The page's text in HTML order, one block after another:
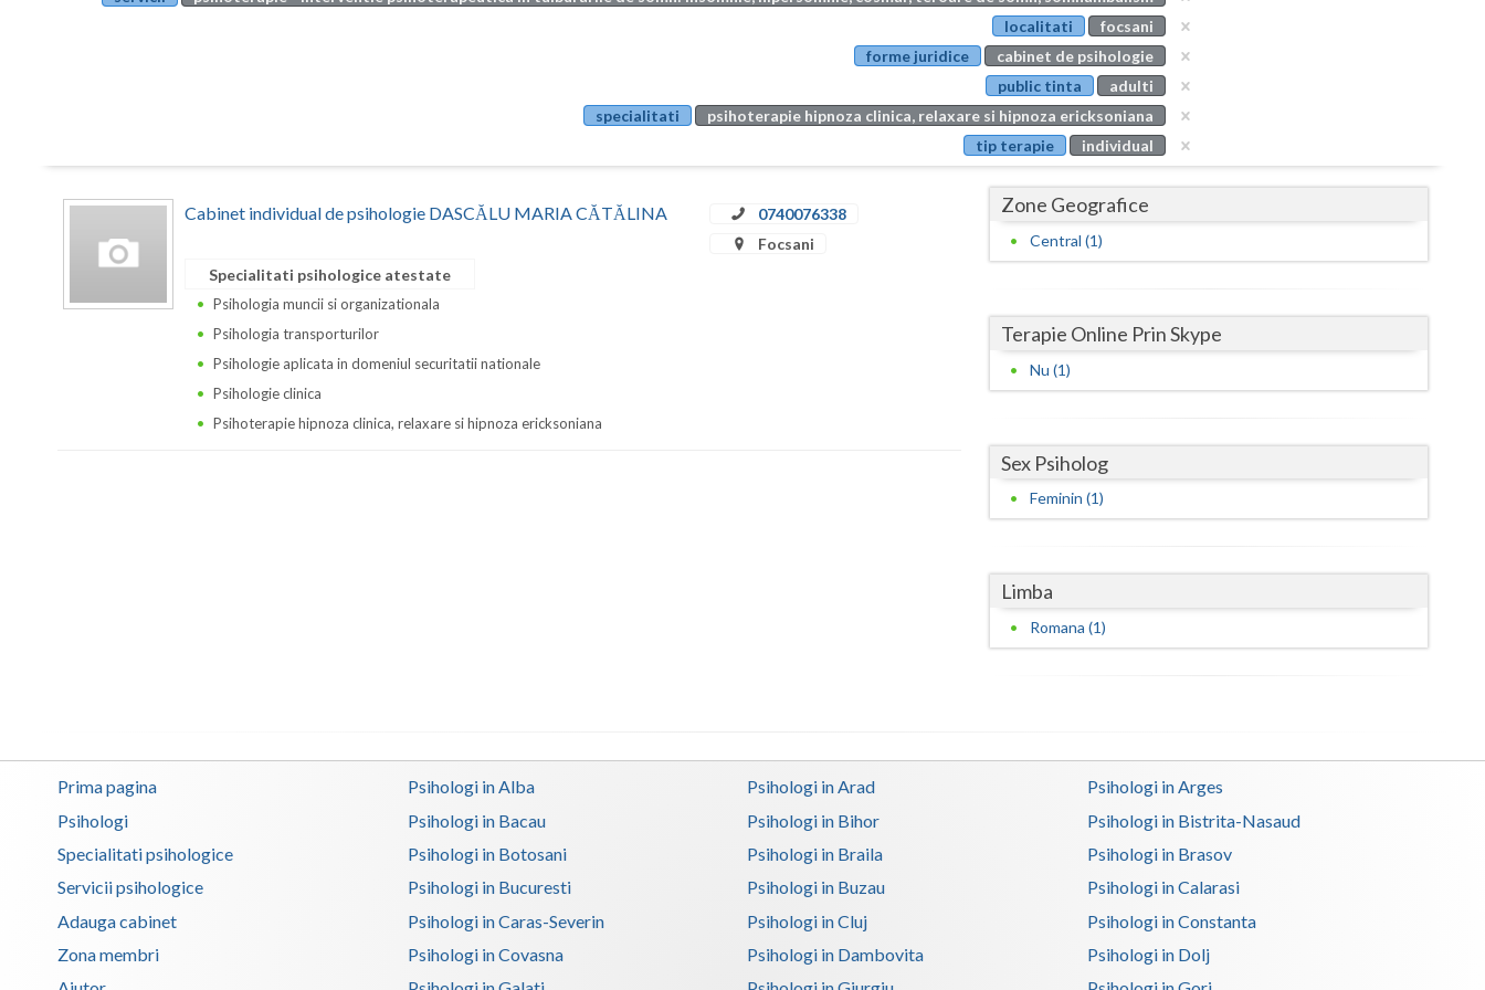
Buzau
Calarasi
Caras-Severin
Cluj
Constanta
Dolj
Mehedinti
Neamt
Olt
Salaj
localitati
focsani
forme juridice
cabinet de psihologie
public tinta
adulti
specialitati
psihoterapie hipnoza clinica, relaxare si hipnoza ericksoniana
tip terapie
individual
Cabinet individual de psihologie DASCĂLU MARIA CĂTĂLINA
0740076338
Focsani
Specialitati psihologice atestate
Psihologia muncii si organizationala
Psihologia transporturilor
Psihologie aplicata in domeniul securitatii nationale
Psihologie clinica
Psihoterapie hipnoza clinica, relaxare si hipnoza ericksoniana
Zone Geografice
Central (1)
Terapie Online Prin Skype
Nu (1)
Sex Psiholog
Feminin (1)
Limba
Romana (1)
Prima pagina
Psihologi
Specialitati psihologice
Servicii psihologice
Adauga cabinet
Zona membri
Psihologi in Alba Psihologi in Arad
Psihologi in Arges
Psihologi in Bacau
Psihologi in Bihor
Psihologi in Bistrita-Nasaud
Psihologi in Botosani
Psihologi in Braila
Psihologi in Brasov
Psihologi in Bucuresti
Psihologi in Buzau
Psihologi in Calarasi
Psihologi in Caras-Severin
Psihologi in Cluj
Psihologi in Constanta
Psihologi in Covasna
Psihologi in Dambovita
Psihologi in Dolj